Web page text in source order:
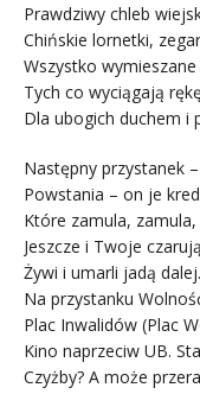
Prawdziwy chleb
Chińskie lornetki,
Wszystko
Tych co wyciągają
Dla ubogich duchem i
Następny przystanek
Powstania – on je
Które zamula,
Jeszcze i Twoje
Żywi i umarli jadą
Na przystanku
Plac Inwalidów (Plac
Kino naprzeciw UB.
Czyżby? A może